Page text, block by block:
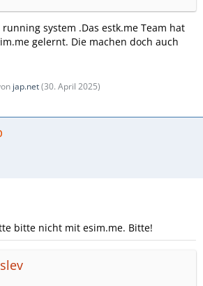
system .Das estk.me Team hat
gelernt. Die machen doch auch
jap.net(30. April 2025)
bitte nicht mit esim.me. Bitte!